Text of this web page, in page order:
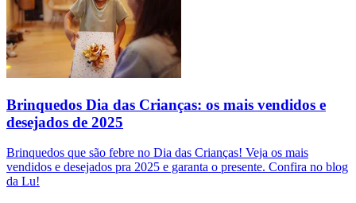
Brinquedos Dia das Crianças: os mais vendidos e
desejados de 2025
Brinquedos que são febre no Dia das Crianças! Veja os mais
vendidos e desejados pra 2025 e garanta o presente. Confira no blog
da Lu!